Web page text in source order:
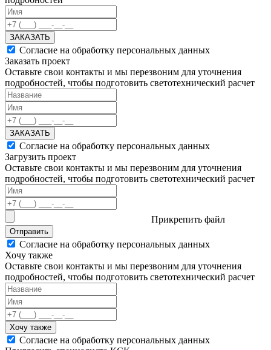
ЗАКАЗАТЬ
Согласие на обработку персональных данных
Заказать проект
Оставьте свои контакты и мы перезвоним для уточнения
подробностей, чтобы подготовить светотехнический расчет
ЗАКАЗАТЬ
Согласие на обработку персональных данных
Загрузить проект
Оставьте свои контакты и мы перезвоним для уточнения
подробностей, чтобы подготовить светотехнический расчет
Прикрепить файл
Отправить
Согласие на обработку персональных данных
Хочу также
Оставьте свои контакты и мы перезвоним для уточнения
подробностей, чтобы подготовить светотехнический расчет
Хочу также
Согласие на обработку персональных данных